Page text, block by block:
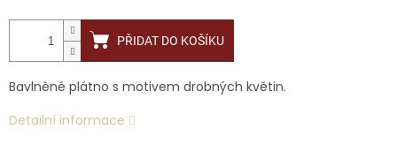
PŘIDAT DO KOŠÍKU
Bavlněné plátno s motivem drobných květin.
Detailní informace